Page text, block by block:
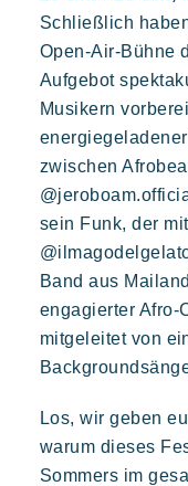
Schließlich
Open-Air-Bühne
Aufgebot
Musikern
zwischen
sein Funk, der
Band aus
engagierter Afro-
mitgeleitet von
Los, wir geben
warum dieses
Sommers im